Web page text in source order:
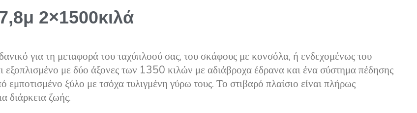
2×1500κιλά
για τη μεταφορά του ταχύπλοού σας, του σκάφους με κονσόλα, ή ενδεχομένως του
με δύο άξονες των 1350 κιλών με αδιάβροχα έδρανα και ένα σύστημα πέδησης
ξύλο με τσόχα τυλιγμένη γύρω τους. Το στιβαρό πλαίσιο είναι πλήρως
διάρκεια ζωής.